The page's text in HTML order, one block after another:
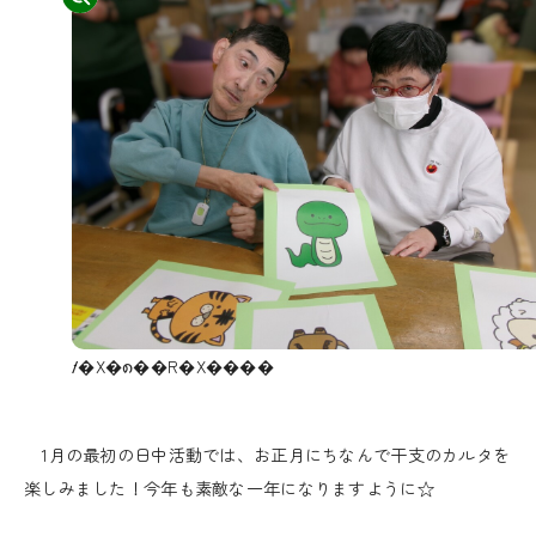
⹊�X�၈��R�X����
1月の最初の日中活動では、お正月にちなんで干支のカルタを
楽しみました！今年も素敵な一年になりますように☆